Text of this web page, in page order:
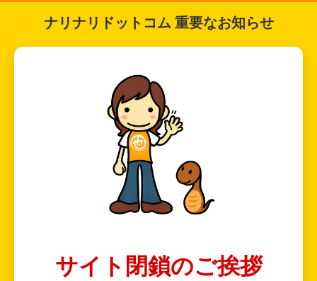
ナリナリドットコム 重要なお知らせ
サイト閉鎖のご挨拶